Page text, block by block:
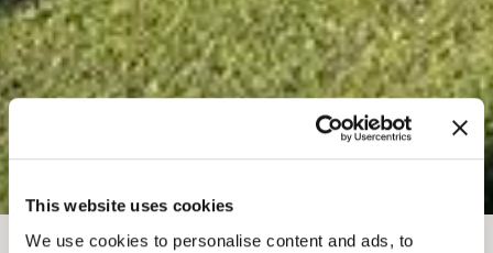
This website uses cookies
We use cookies to personalise content and ads, to